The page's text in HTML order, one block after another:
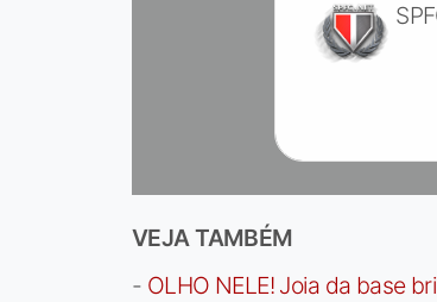
VEJA TAMBÉM
- OLHO NELE! Joia da base